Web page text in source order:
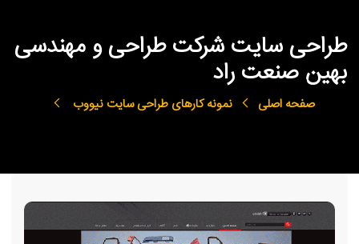
طراحی سایت شرکت طراحی و مهندسی
بهین صنعت راد
صفحه اصلی نمونه کارهای طراحی سایت نیووب